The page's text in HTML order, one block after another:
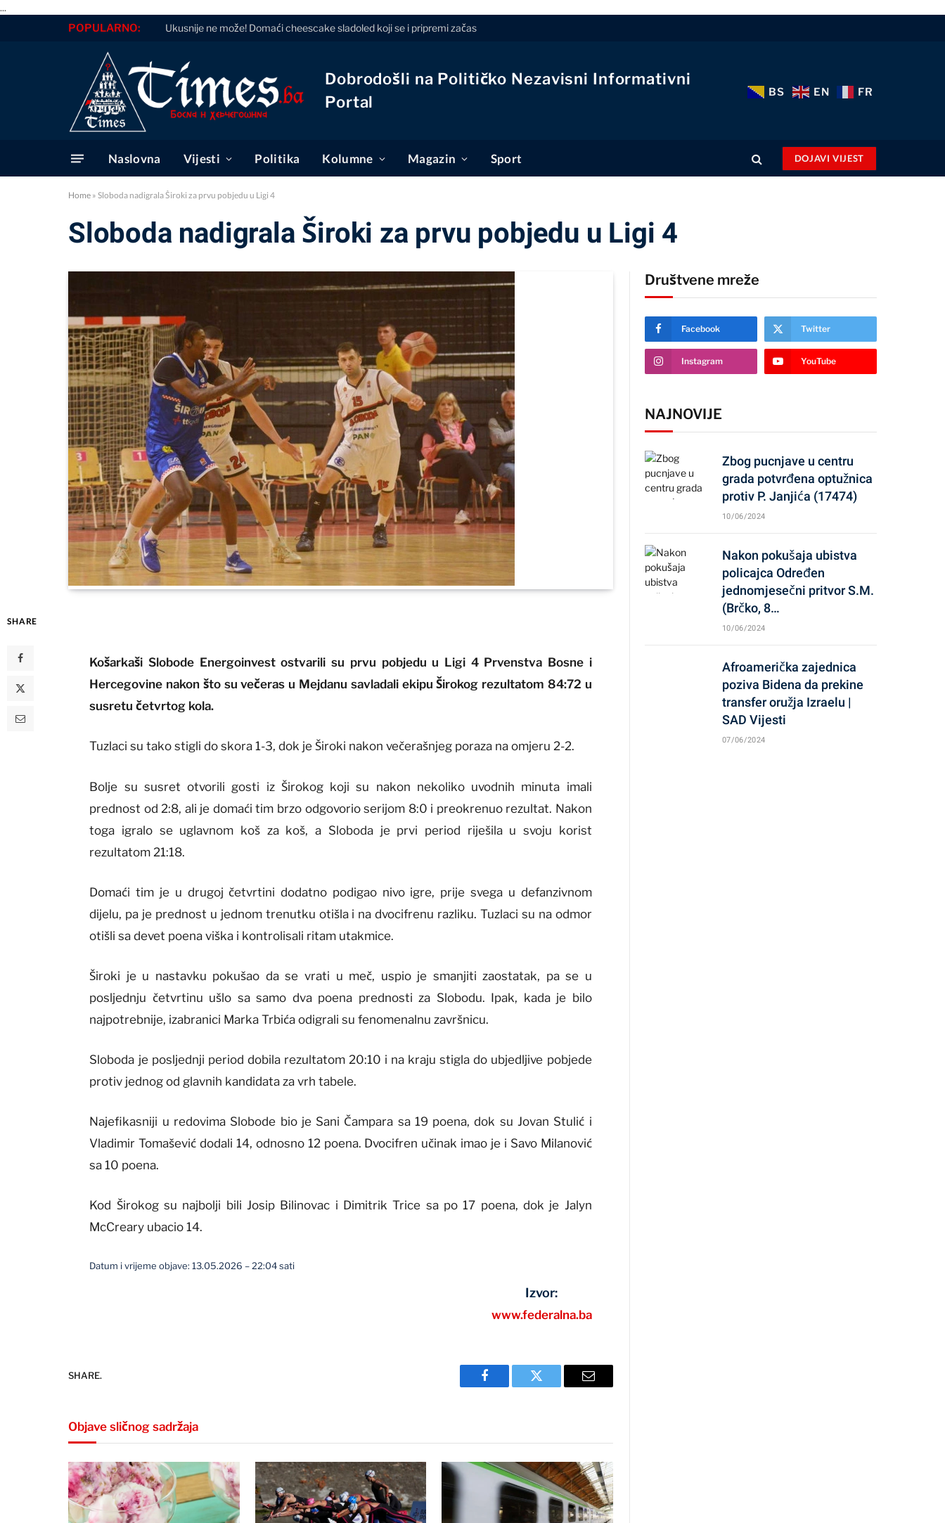
...
POPULARNO: Ukusnije ne može! Domaći cheescake sladoled koji se i pripremi začas
Dobrodošli na Političko Nezavisni Informativni
Portal
BS EN FR
Naslovna Vijesti Politika Kolumne Magazin Sport DOJAVI VIJEST
Home » Sloboda nadigrala Široki za prvu pobjedu u Ligi 4
Sloboda nadigrala Široki za prvu pobjedu u Ligi 4
SHARE
Košarkaši Slobode Energoinvest ostvarili su prvu pobjedu u Ligi 4 Prvenstva Bosne i
Hercegovine nakon što su večeras u Mejdanu savladali ekipu Širokog rezultatom 84:72 u
susretu četvrtog kola.
Tuzlaci su tako stigli do skora 1-3, dok je Široki nakon večerašnjeg poraza na omjeru 2-2.
Bolje su susret otvorili gosti iz Širokog koji su nakon nekoliko uvodnih minuta imali
prednost od 2:8, ali je domaći tim brzo odgovorio serijom 8:0 i preokrenuo rezultat. Nakon
toga igralo se uglavnom koš za koš, a Sloboda je prvi period riješila u svoju korist
rezultatom 21:18.
Domaći tim je u drugoj četvrtini dodatno podigao nivo igre, prije svega u defanzivnom
dijelu, pa je prednost u jednom trenutku otišla i na dvocifrenu razliku. Tuzlaci su na odmor
otišli sa devet poena viška i kontrolisali ritam utakmice.
Široki je u nastavku pokušao da se vrati u meč, uspio je smanjiti zaostatak, pa se u
posljednju četvrtinu ušlo sa samo dva poena prednosti za Slobodu. Ipak, kada je bilo
najpotrebnije, izabranici Marka Trbića odigrali su fenomenalnu završnicu.
Sloboda je posljednji period dobila rezultatom 20:10 i na kraju stigla do ubjedljive pobjede
protiv jednog od glavnih kandidata za vrh tabele.
Najefikasniji u redovima Slobode bio je Sani Čampara sa 19 poena, dok su Jovan Stulić i
Vladimir Tomašević dodali 14, odnosno 12 poena. Dvocifren učinak imao je i Savo Milanović
sa 10 poena.
Kod Širokog su najbolji bili Josip Bilinovac i Dimitrik Trice sa po 17 poena, dok je Jalyn
McCreary ubacio 14.
Datum i vrijeme objave: 13.05.2026 – 22:04 sati
Izvor:
www.federalna.ba
SHARE.
Facebook Twitter Email
Objave sličnog sadržaja
Društvene mreže
Facebook Twitter
Instagram YouTube
NAJNOVIJE
Zbog pucnjave u centru
grada potvrđena optužnica
protiv P. Janjića (17474)
10/06/2024
Nakon pokušaja ubistva
policajca Određen
jednomjesečni pritvor S.M.
(Brčko, 8…
10/06/2024
Afroamerička zajednica
poziva Bidena da prekine
transfer oružja Izraelu |
SAD Vijesti
07/06/2024